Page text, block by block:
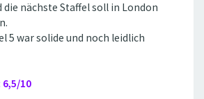
die nächste Staffel soll in London
5 war solide und noch leidlich
6,5/10